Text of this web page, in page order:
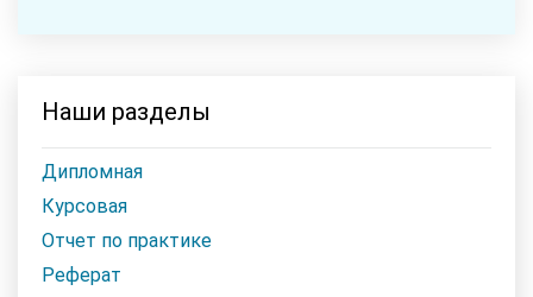
Наши разделы
Дипломная
Курсовая
Отчет по практике
Реферат